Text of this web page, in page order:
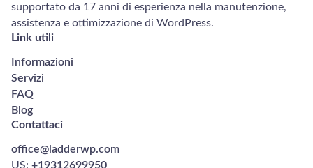
supportato da 17 anni di esperienza nella manutenzione,
assistenza e ottimizzazione di WordPress.
Link utili
Informazioni
Servizi
FAQ
Blog
Contattaci
office@ladderwp.com
US: +19312699950